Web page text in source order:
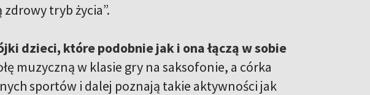
tryb życia”.
dzieci, które podobnie jak i ona łączą w sobie
muzyczną w klasie gry na saksofonie, a córka
sportów i dalej poznają takie aktywności jak